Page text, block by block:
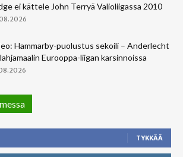
ei kättele John Terryä Valioliigassa 2010
Hammarby-puolustus sekoili – Anderlecht
Eurooppa-liigan karsinnoissa
TYKKÄÄ